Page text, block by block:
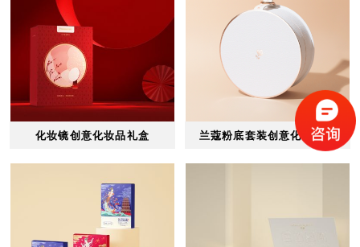
化妆镜创意化妆品礼盒
兰蔻粉底套装创意化妆品礼
盒